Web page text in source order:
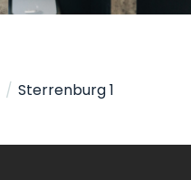
/ Sterrenburg 1